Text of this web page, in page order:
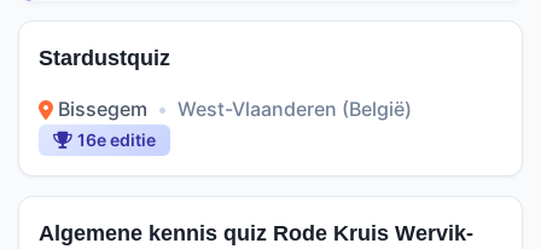
Stardustquiz
Bissegem • West-Vlaanderen (België)
16e editie
Algemene kennis quiz Rode Kruis Wervik-